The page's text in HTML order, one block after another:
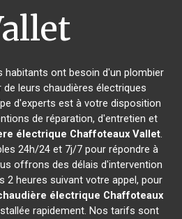
habitants ont besoin d'un plombier
leurs chaudières électriques
d'experts est à votre disposition
de réparation, d'entretien et
électrique Chaffoteaux Vallet.
24h/24 et 7j/7 pour répondre à
offrons des délais d'intervention
2 heures suivant votre appel, pour
électrique Chaffoteaux
rapidement. Nos tarifs sont